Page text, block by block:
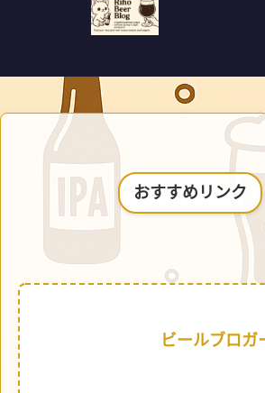
おすすめリンク
ビールブロガ